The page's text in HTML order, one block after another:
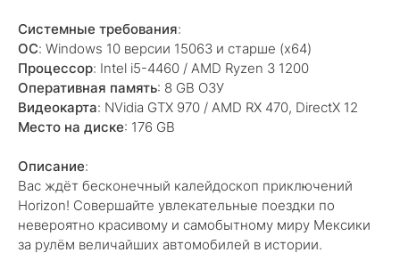
Системные требования:
ОС: Windows 10 версии 15063 и старше (х64)
Процессор: Intel i5-4460 / AMD Ryzen 3 1200
Оперативная память: 8 GB ОЗУ
Видеокарта: NVidia GTX 970 / AMD RX 470, DirectX 12
Место на диске: 176 GB
Описание:
Вас ждёт бесконечный калейдоскоп приключений
Horizon! Совершайте увлекательные поездки по
невероятно красивому и самобытному миру Мексики
за рулём величайших автомобилей в истории.